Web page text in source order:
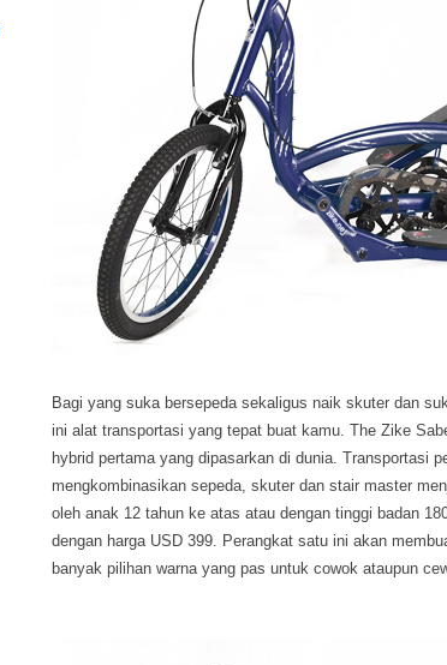
Bagi yang suka bersepeda sekaligus naik skuter dan
ini alat transportasi yang tepat buat kamu. The Zike
hybrid pertama yang dipasarkan di dunia. Transportasi
mengkombinasikan sepeda, skuter dan stair master
oleh anak 12 tahun ke atas atau dengan tinggi badan
dengan harga USD 399. Perangkat satu ini akan
banyak pilihan warna yang pas untuk cowok ataupun